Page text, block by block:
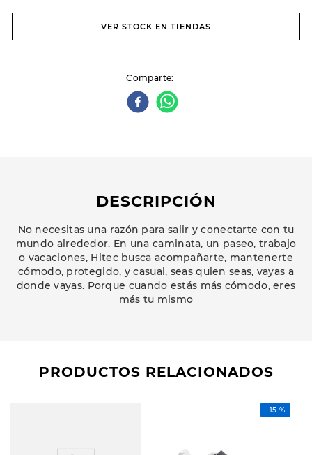
VER STOCK EN TIENDAS
Comparte
DESCRIPCIÓN
No necesitas una razón para salir y conectarte con tu
mundo alrededor. En una caminata, un paseo, trabajo
o vacaciones, Hitec busca acompañarte, mantenerte
cómodo, protegido, y casual, seas quien seas, vayas a
donde vayas. Porque cuando estás más cómodo, eres
más tu mismo
PRODUCTOS RELACIONADOS
-15 %